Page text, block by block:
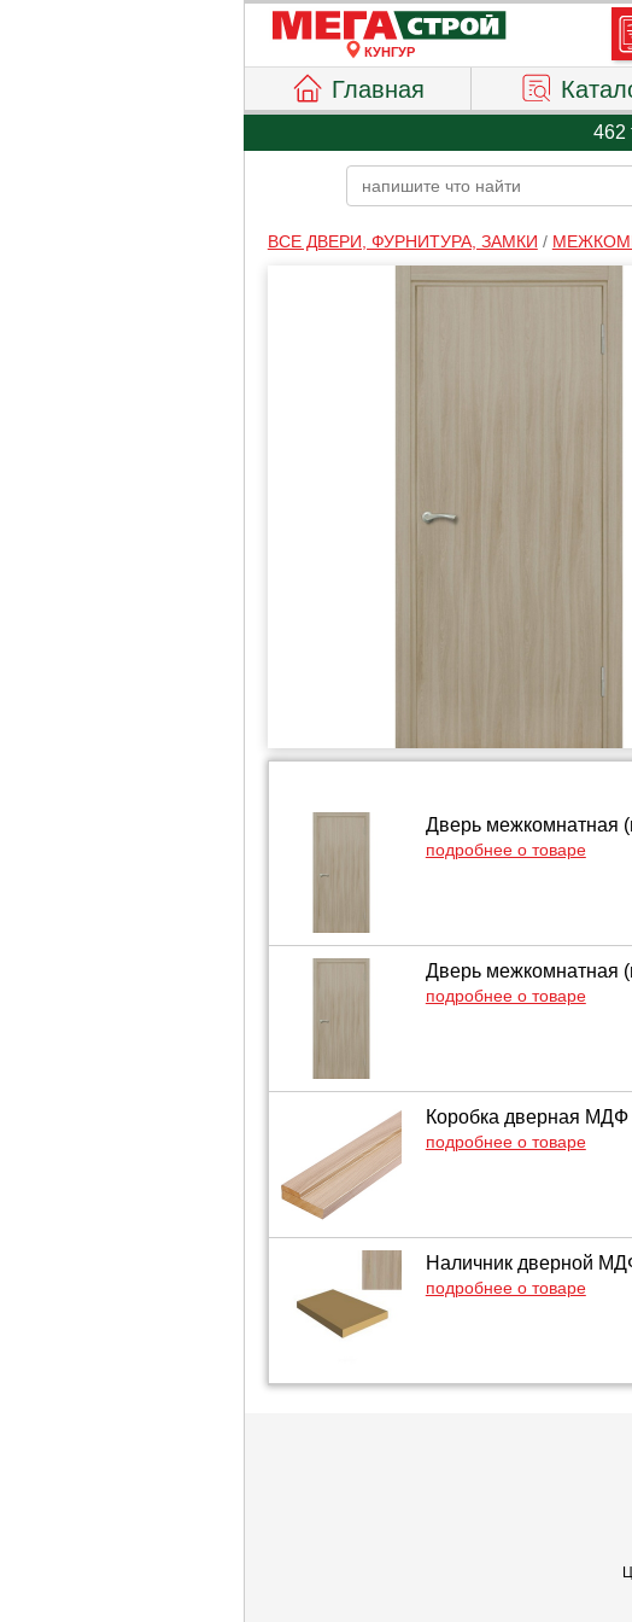
КУНГУР
Главная
462
ВСЕ ДВЕРИ, ФУРНИТУРА, ЗАМКИ /
Дверь межкомнатная
подробнее о товаре
Дверь межкомнатная
подробнее о товаре
Коробка дверная
подробнее о товаре
Наличник дверной
подробнее о товаре